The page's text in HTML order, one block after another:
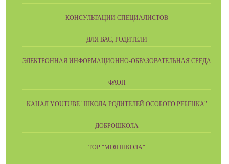
КОНСУЛЬТАЦИИ СПЕЦИАЛИСТОВ
ДЛЯ ВАС, РОДИТЕЛИ
ЭЛЕКТРОННАЯ ИНФОРМАЦИОННО-ОБРАЗОВАТЕЛЬНАЯ СРЕДА
ФАОП
КАНАЛ YOUTUBE "ШКОЛА РОДИТЕЛЕЙ ОСОБОГО РЕБЕНКА"
ДОБРОШКОЛА
ТОР "МОЯ ШКОЛА"